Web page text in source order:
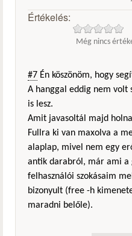
Értékelés:
Még nincs
#7 Én köszönöm, hogy
A hanggal eddig nem
is lesz.
Amit javasoltál majd
Fullra ki van maxolva a
alaplap, mivel nem egy
antik darabról, már ami a
felhasználói szokásaim
bizonyult (free -h
maradni belőle).